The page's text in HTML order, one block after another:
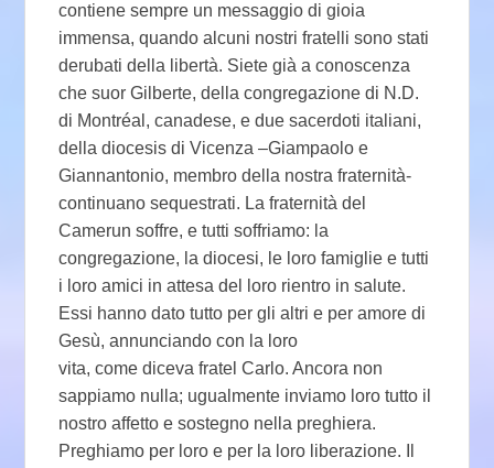
contiene sempre un messaggio di gioia
immensa, quando alcuni nostri fratelli sono stati
derubati della libertà. Siete già a conoscenza
che suor Gilberte, della congregazione di N.D.
di Montréal, canadese, e due sacerdoti italiani,
della diocesis di Vicenza –Giampaolo e
Giannantonio, membro della nostra fraternità-
continuano sequestrati. La fraternità del
Camerun soffre, e tutti soffriamo: la
congregazione, la diocesi, le loro famiglie e tutti
i loro amici in attesa del loro rientro in salute.
Essi hanno dato tutto per gli altri e per amore di
Gesù, annunciando con la loro
vita, come diceva fratel Carlo. Ancora non
sappiamo nulla; ugualmente inviamo loro tutto il
nostro affetto e sostegno nella preghiera.
Preghiamo per loro e per la loro liberazione. Il